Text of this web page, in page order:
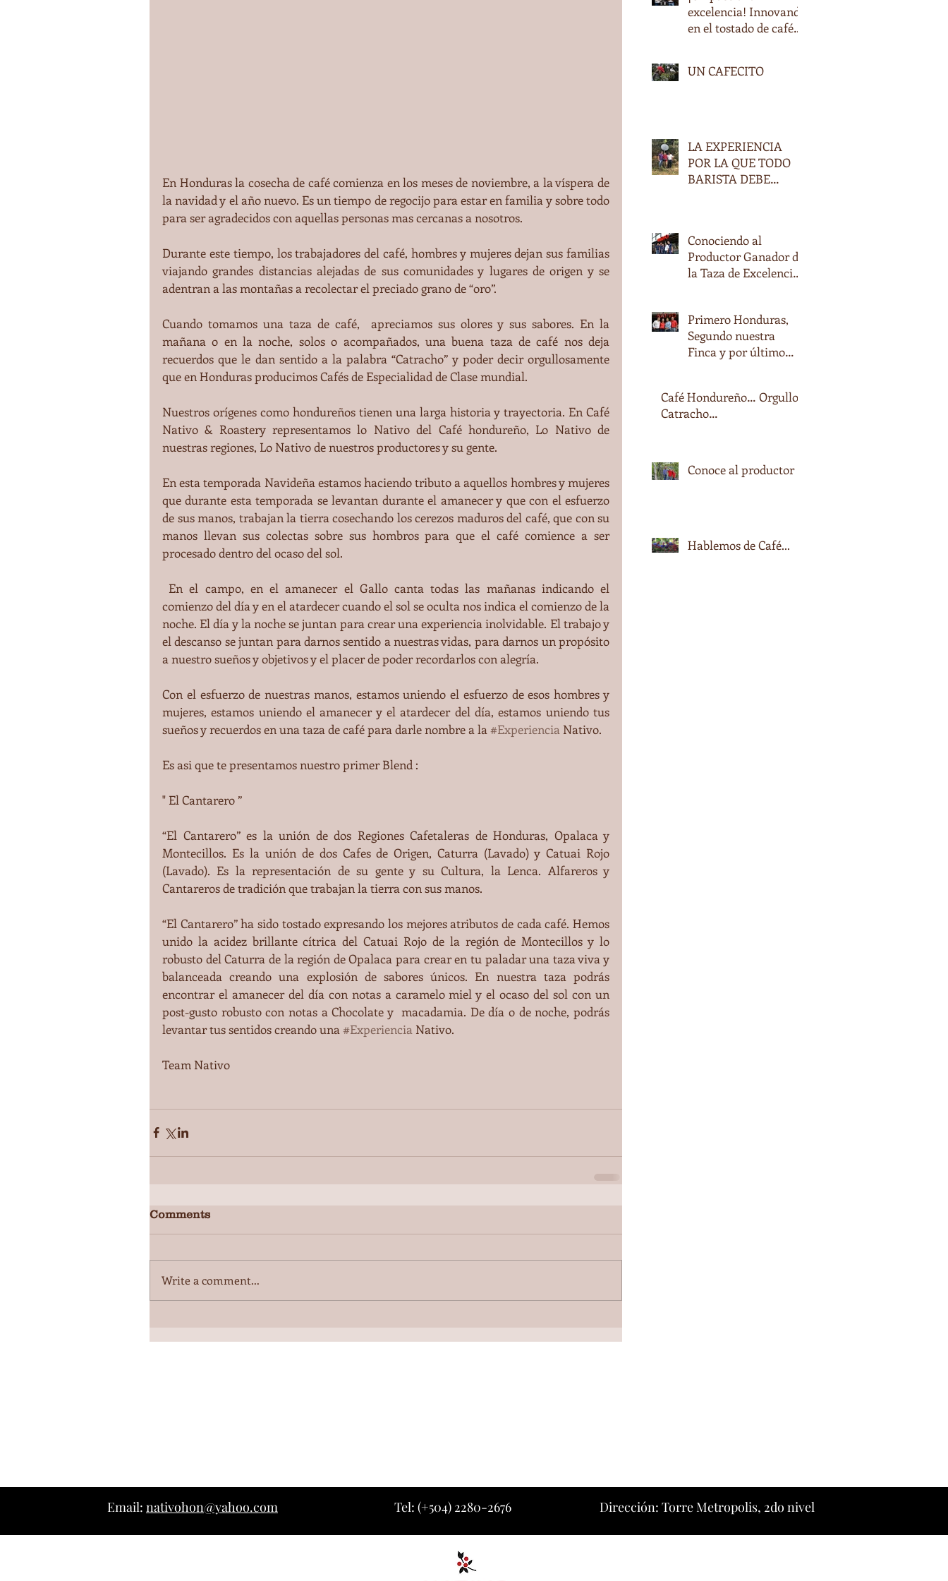
En Honduras la cosecha de café comienza en los meses de noviembre, a la víspera de
la navidad y el año nuevo. Es un tiempo de regocijo para estar en familia y sobre todo
para ser agradecidos con aquellas personas mas cercanas a nosotros.
Durante este tiempo, los trabajadores del café, hombres y mujeres dejan sus familias
viajando grandes distancias alejadas de sus comunidades y lugares de origen y se
adentran a las montañas a recolectar el preciado grano de “oro”.
Cuando tomamos una taza de café,  apreciamos sus olores y sus sabores. En la
mañana o en la noche, solos o acompañados, una buena taza de café nos deja
recuerdos que le dan sentido a la palabra “Catracho” y poder decir orgullosamente
que en Honduras producimos Cafés de Especialidad de Clase mundial.
Nuestros orígenes como hondureños tienen una larga historia y trayectoria. En Café
Nativo & Roastery representamos lo Nativo del Café hondureño, Lo Nativo de
nuestras regiones, Lo Nativo de nuestros productores y su gente.
En esta temporada Navideña estamos haciendo tributo a aquellos hombres y mujeres
que durante esta temporada se levantan durante el amanecer y que con el esfuerzo
de sus manos, trabajan la tierra cosechando los cerezos maduros del café, que con su
manos llevan sus colectas sobre sus hombros para que el café comience a ser
procesado dentro del ocaso del sol.
comienzo del día y en el atardecer cuando el sol se oculta nos indica el comienzo de la
noche. El día y la noche se juntan para crear una experiencia inolvidable. El trabajo y
el descanso se juntan para darnos sentido a nuestras vidas, para darnos un propósito
a nuestro sueños y objetivos y el placer de poder recordarlos con alegría.
Con el esfuerzo de nuestras manos, estamos uniendo el esfuerzo de esos hombres y
mujeres, estamos uniendo el amanecer y el atardecer del día, estamos uniendo tus
sueños y recuerdos en una taza de café para darle nombre a la #Experiencia Nativo.
Es asi que te presentamos nuestro primer Blend :
" El Cantarero ”
“El Cantarero” es la unión de dos Regiones Cafetaleras de Honduras, Opalaca y
Montecillos. Es la unión de dos Cafes de Origen, Caturra (Lavado) y Catuai Rojo
(Lavado). Es la representación de su gente y su Cultura, la Lenca. Alfareros y
Cantareros de tradición que trabajan la tierra con sus manos.
“El Cantarero” ha sido tostado expresando los mejores atributos de cada café. Hemos
unido la acidez brillante cítrica del Catuai Rojo de la región de Montecillos y lo
robusto del Caturra de la región de Opalaca para crear en tu paladar una taza viva y
balanceada creando una explosión de sabores únicos. En nuestra taza podrás
encontrar el amanecer del día con notas a caramelo miel y el ocaso del sol con un
post-gusto robusto con notas a Chocolate y  macadamia. De día o de noche, podrás
levantar tus sentidos creando una #Experiencia Nativo.
Team Nativo
Comments
Write a comment...
excelencia! Innovando
en el tostado de cafés
UN CAFECITO
LA EXPERIENCIA
POR LA QUE TODO
BARISTA DEBE
Conociendo al
Productor Ganador de
la Taza de Excelencia
Primero Honduras,
Segundo nuestra
Finca y por último
Café Hondureño… Orgullo
Catracho…
Conoce al productor
Hablemos de Café...
Email: nativohon@yahoo.com Tel: (+504) 2280-2676 Dirección: Torre Metropolis, 2do nivel